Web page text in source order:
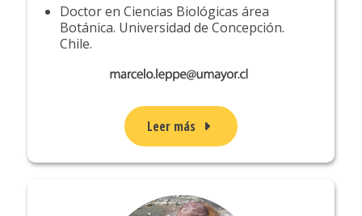
Doctor en Ciencias Biológicas área
Botánica. Universidad de Concepción.
Chile.
Leer más